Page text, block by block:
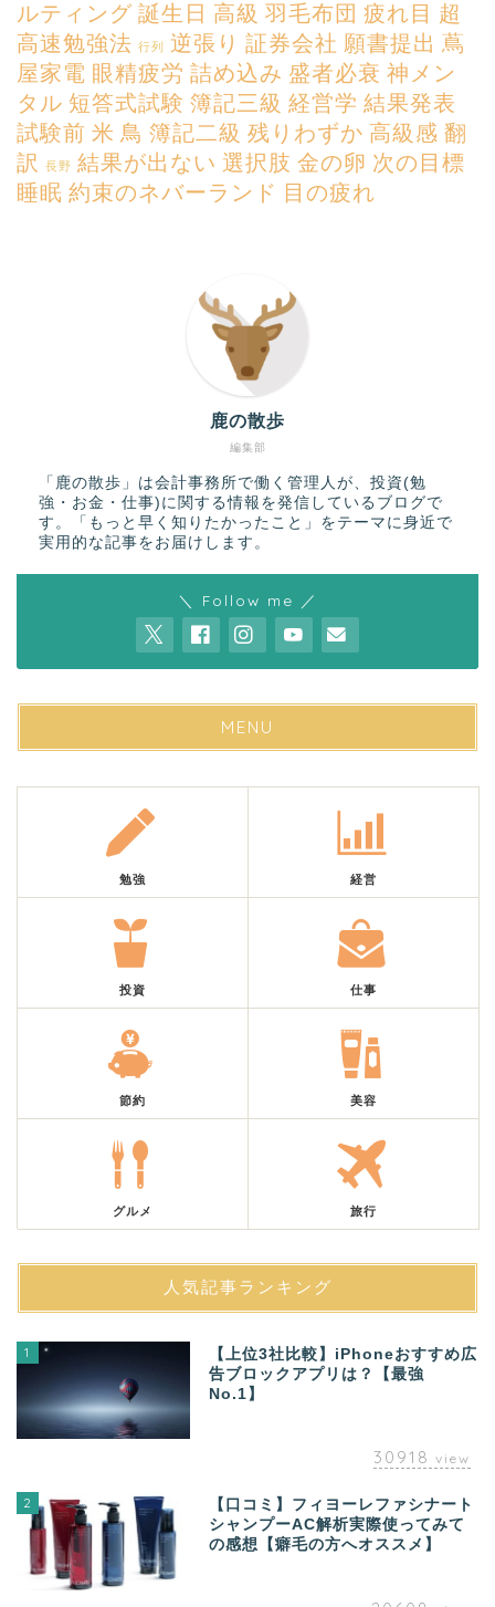
ルティング 誕生日 高級 羽毛布団 疲れ目 超
高速勉強法 行列 逆張り 証券会社 願書提出 蔦
屋家電 眼精疲労 詰め込み 盛者必衰 神メン
タル 短答式試験 簿記三級 経営学 結果発表
試験前 米 鳥 簿記二級 残りわずか 高級感 翻
訳
長野 結果が出ない 選択肢 金の卵 次の目標
睡眠 約束のネバーランド 目の疲れ
編集部
鹿の散歩
「鹿の散歩」は会計事務所で働く管理人が、投資(勉
強・お金・仕事)に関する情報を発信しているブログで
す。「もっと早く知りたかったこと」をテーマに身近で
実用的な記事をお届けします。
＼ Follow me ／
MENU
勉強 経営
投資 仕事
節約 美容
グルメ 旅行
人気記事ランキング
1
【上位3社比較】iPhoneおすすめ広
告ブロックアプリは？【最強
No.1】
30918 view
2
【口コミ】フィヨーレファシナート
シャンプーAC解析実際使ってみて
の感想【癖毛の方へオススメ】